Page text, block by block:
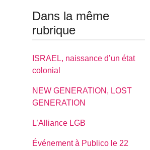
Dans la même
rubrique
ISRAEL, naissance d’un état
colonial
NEW GENERATION, LOST
GENERATION
L’Alliance LGB
Événement à Publico le 22